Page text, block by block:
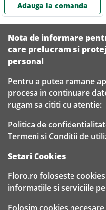
Adauga la comanda
Livrare
rapida
TIMP PENTRU
FLORISTI
Copyright © 2020
Nota de informare
care prelucram si
personal
Pentru a putea ramane
procesa in continuare
rugam sa cititi cu atentie:
Politica de
Termeni si Conditiide
Setari Cookies
Floro.ro foloseste
informatiile si serviciile
Folosim cookies